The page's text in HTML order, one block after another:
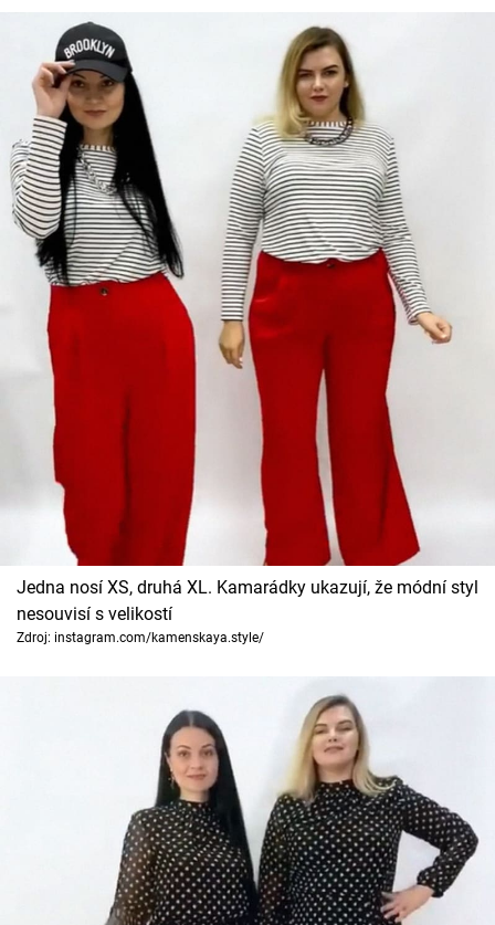
Jedna nosí XS, druhá XL. Kamarádky ukazují, že módní styl
nesouvisí s velikostí
Zdroj: instagram.com/kamenskaya.style/